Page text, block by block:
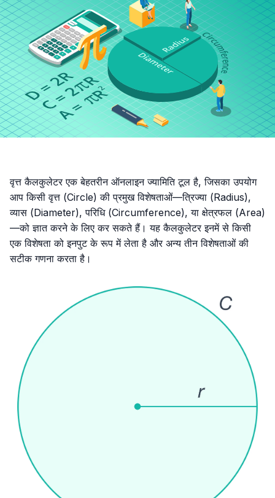
वृत्त कैलकुलेटर एक बेहतरीन ऑनलाइन ज्यामिति टूल है, जिसका उपयोग
आप किसी वृत्त (Circle) की प्रमुख विशेषताओं—त्रिज्या (Radius),
व्यास (Diameter), परिधि (Circumference), या क्षेत्रफल (Area)
—को ज्ञात करने के लिए कर सकते हैं। यह कैलकुलेटर इनमें से किसी
एक विशेषता को इनपुट के रूप में लेता है और अन्य तीन विशेषताओं की
सटीक गणना करता है।